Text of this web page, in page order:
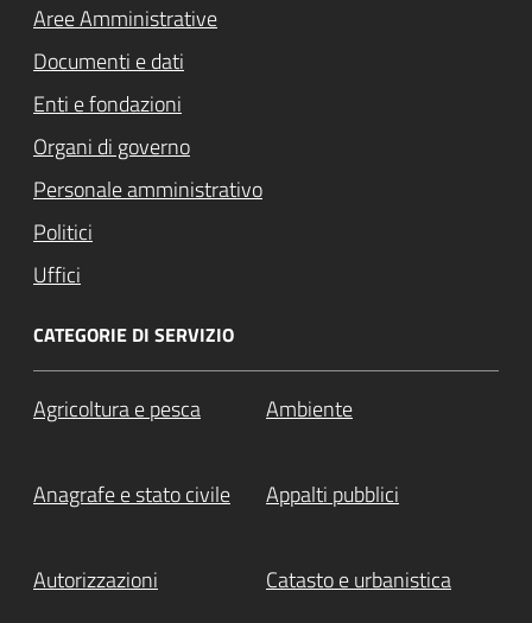
Aree Amministrative
Documenti e dati
Enti e fondazioni
Organi di governo
Personale amministrativo
Politici
Uffici
CATEGORIE DI SERVIZIO
Agricoltura e pesca Ambiente
Anagrafe e stato civile Appalti pubblici
Autorizzazioni Catasto e urbanistica